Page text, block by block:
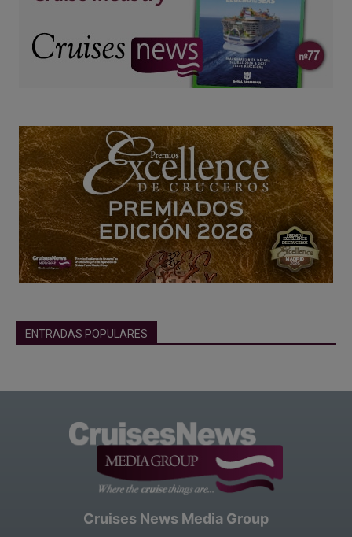
ENTRADAS POPULARES
Cruises News Media Group